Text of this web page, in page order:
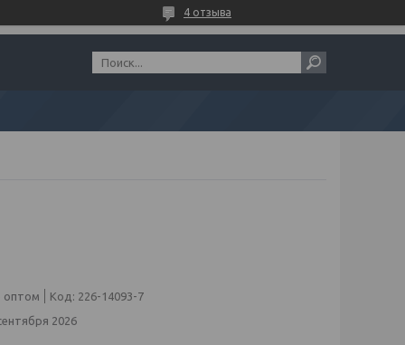
4 отзыва
оптом Код: 226-14093-7
2026